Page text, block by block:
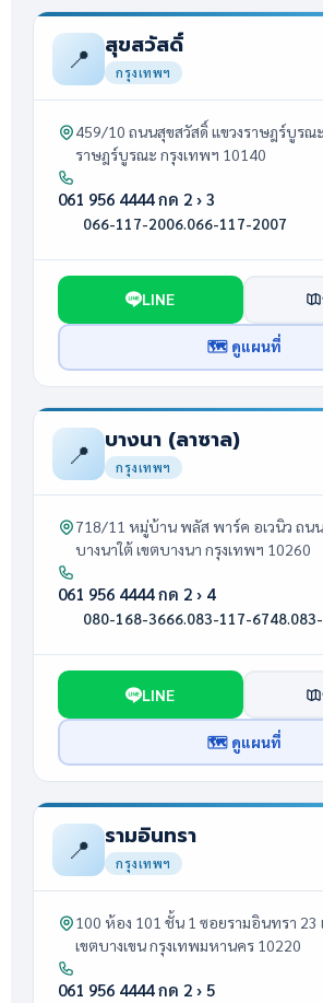
📍 สุขสวัสดิ์
กรุงเทพฯ
459/10 ถนนสุขสวัสดิ์ แขวงราษฎร์บูรณ
ราษฎร์บูรณะ กรุงเทพฯ 10140
061 956 4444 กด 2 › 3
066-117-2006·066-117-2007
LINE
🗺 ดูแผนที่
📍 บางนา (ลาซาล)
กรุงเทพฯ
718/11 หมู่บ้าน พลัส พาร์ค อเวนิว ถนน
บางนาใต้ เขตบางนา กรุงเทพฯ 10260
061 956 4444 กด 2 › 4
080-168-3666·083-117-6748·
LINE
🗺 ดูแผนที่
📍 รามอินทรา
กรุงเทพฯ
100 ห้อง 101 ชั้น 1 ซอยรามอินทรา 23
เขตบางเขน กรุงเทพมหานคร 10220
061 956 4444 กด 2 › 5